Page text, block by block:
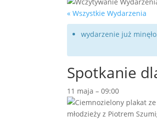
« Wszystkie Wydarzenia
wydarzenie już
Spotkanie
11 maja–09:00